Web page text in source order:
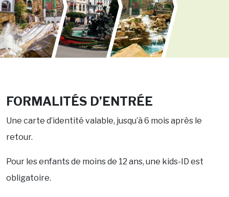
FORMALITÉS D’ENTRÉE
Une carte d’identité valable, jusqu’à 6 mois après le
retour.
Pour les enfants de moins de 12 ans, une kids-ID est
obligatoire.